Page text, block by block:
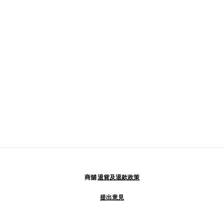
商舖退貨及退款政策
提出意見